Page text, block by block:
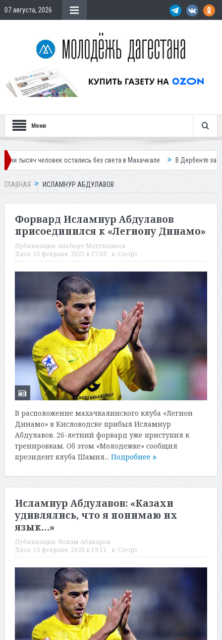
07 августа, 2026
Меню
остались без света в Махачкале В Дербенте застройщик
ГЛАВНАЯ ИСЛАМНУР АБДУЛАВОВ
Форвард Исламнур Абдулавов
присоединился к «Легиону Динамо»
Публикация: Альберт Мехтиханов
Дата: 10 февраля, 2021 в 17:03 в: Спорт
В расположение махачкалинского клуба «Легион
Динамо» в Кисловодске прибыл Исламнур
Абдулавов. 26-летний форвард уже приступил к
тренировкам. Об этом «Молодежке» сообщил
президент клуба Шамил... Подробнее
Исламнур Абдулавов: «Казахи
удивлялись, что я понимаю их
язык…»
Публикация: Ислам Абакаров
Дата: 13 февраля, 2020 в 19:11 в: Спорт